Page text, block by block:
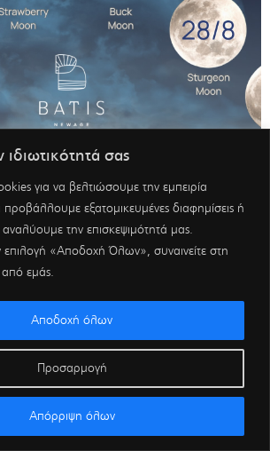
σας
για να βελτιώσουμε την εμπειρία
εξατομικευμένες διαφημίσεις ή
αναλύουμε την επισκεψιμότητά μας.
επιλογή «Αποδοχή Όλων», συναινείτε στη
εμάς.
Προσαρμογή
Απόρριψη όλων
Αποδοχή όλων